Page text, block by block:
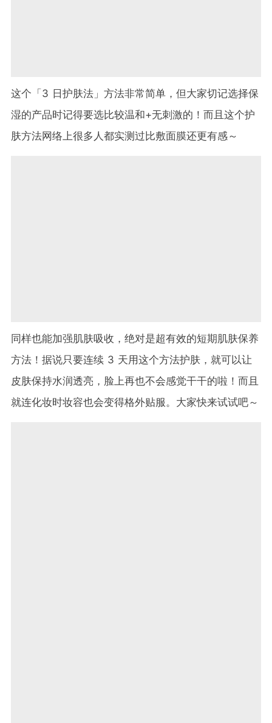
这个「3 日护肤法」方法非常简单，但大家切记选择保
湿的产品时记得要选比较温和+无刺激的！而且这个护
肤方法网络上很多人都实测过比敷面膜还更有感～
同样也能加强肌肤吸收，绝对是超有效的短期肌肤保养
方法！据说只要连续 3 天用这个方法护肤，就可以让
皮肤保持水润透亮，脸上再也不会感觉干干的啦！而且
就连化妆时妆容也会变得格外贴服。大家快来试试吧～